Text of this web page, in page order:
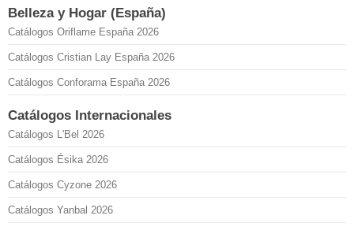
Belleza y Hogar (España)
Catálogos Oriflame España 2026
Catálogos Cristian Lay España 2026
Catálogos Conforama España 2026
Catálogos Internacionales
Catálogos L'Bel 2026
Catálogos Ésika 2026
Catálogos Cyzone 2026
Catálogos Yanbal 2026